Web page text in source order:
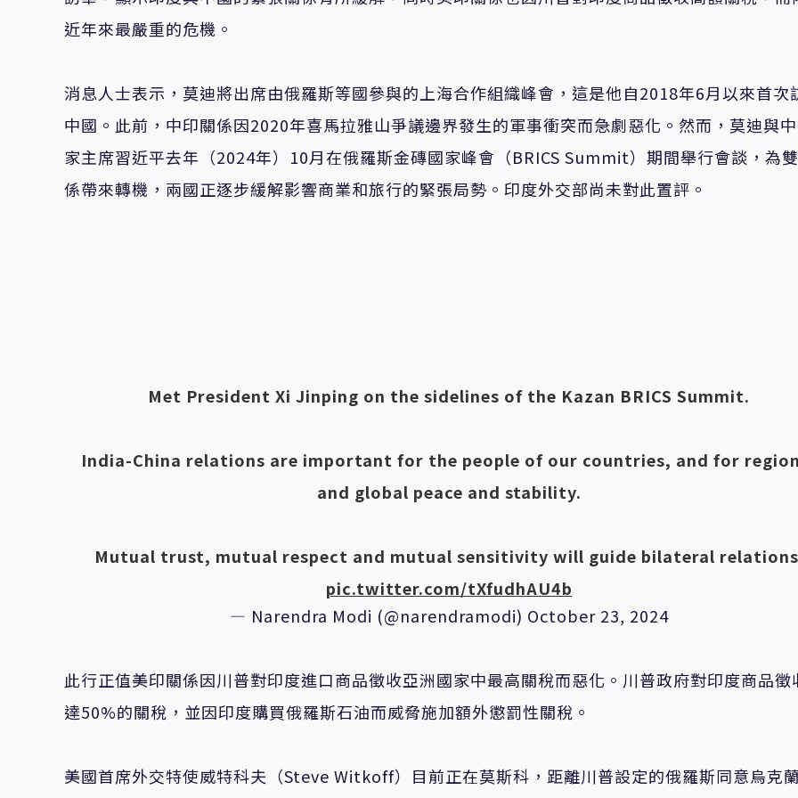
近年來最嚴重的危機。
消息人士表示，莫迪將出席由俄羅斯等國參與的上海合作組織峰會，這是他自2018年6月以來首次
中國。此前，中印關係因2020年喜馬拉雅山爭議邊界發生的軍事衝突而急劇惡化。然而，莫迪與
家主席習近平去年（2024年）10月在俄羅斯金磚國家峰會（BRICS Summit）期間舉行會談，為
係帶來轉機，兩國正逐步緩解影響商業和旅行的緊張局勢。印度外交部尚未對此置評。
Met President Xi Jinping on the sidelines of the Kazan BRICS Summit.
India-China relations are important for the people of our countries, and for
and global peace and stability.
Mutual trust, mutual respect and mutual sensitivity will guide bilateral
pic.twitter.com/tXfudhAU4b
— Narendra Modi (@narendramodi) October 23, 2024
此行正值美印關係因川普對印度進口商品徵收亞洲國家中最高關稅而惡化。川普政府對印度商品徵
達50%的關稅，並因印度購買俄羅斯石油而威脅施加額外懲罰性關稅。
美國首席外交特使威特科夫（Steve Witkoff）目前正在莫斯科，距離川普設定的俄羅斯同意烏克